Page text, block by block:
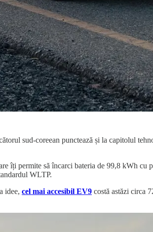
sud-coreean punctează și la capitolul
permite să încarci bateria de 99,8 kWh cu
WLTP.
idee, cel mai accesibil EV9 costă astăzi circa